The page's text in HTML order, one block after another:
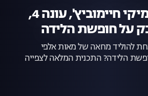
המערכת עם מיקי חיימוביץ', עונה 4,
להוליד מחאה של מאות אלפי
הלידה? התכנית המלאה לצפייה